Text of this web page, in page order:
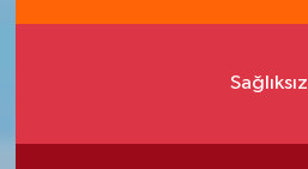
Sağlıksız